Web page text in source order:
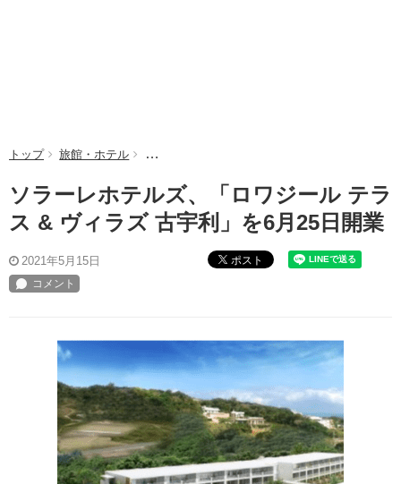
トップ 旅館・ホテル ソラーレホテルズ、「ロワジール テラス & ヴ
ソラーレホテルズ、「ロワジール テラ
ス & ヴィラズ 古宇利」を6月25日開業
2021年5月15日 ポスト